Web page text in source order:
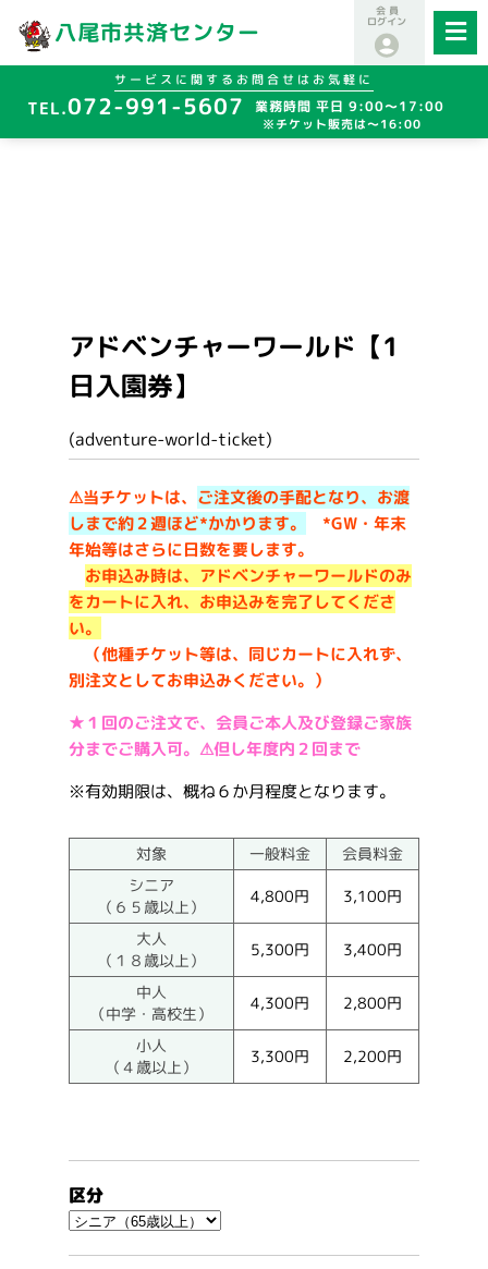
八尾市共済センター
サービスに関するお問合せはお気軽に
072-991-5607 業務時間 平日 9:00～17:00
※チケット販売は～16:00
会 員
ログイン
アドベンチャーワールド【1
日入園券】
(adventure-world-ticket)
⚠当チケットは、 ご注文後の手配となり、お渡
しまで約２週ほど*かかります。
*GW・年末
年始等はさらに日数を要します。
お申込み時は、アドベンチャーワールドのみ
をカートに入れ、お申込みを完了してくださ
い。
（他種チケット等は、同じカートに入れず、
別注文としてお申込みください。）
★１回のご注文で、会員ご本人及び登録ご家族
分までご購入可。⚠但し年度内２回まで
※有効期限は、概ね６か月程度となります。
対象 一般料金
会員料金
シニア
（６５歳以上）
4,800円 3,100円
大人
（１８歳以上）
5,300円 3,400円
中人
（中学・高校生）
4,300円 2,800円
小人
（４歳以上）
3,300円 2,200円
区分